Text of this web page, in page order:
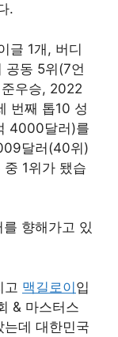
.
글 1개, 버디
동 5위(7언
우승, 2022
번째 톱10 성
4000달러)를
달러(40위)
1위가 됐습
향해가고 있
고 맥길로이입
& 마스터스
데 대한민국